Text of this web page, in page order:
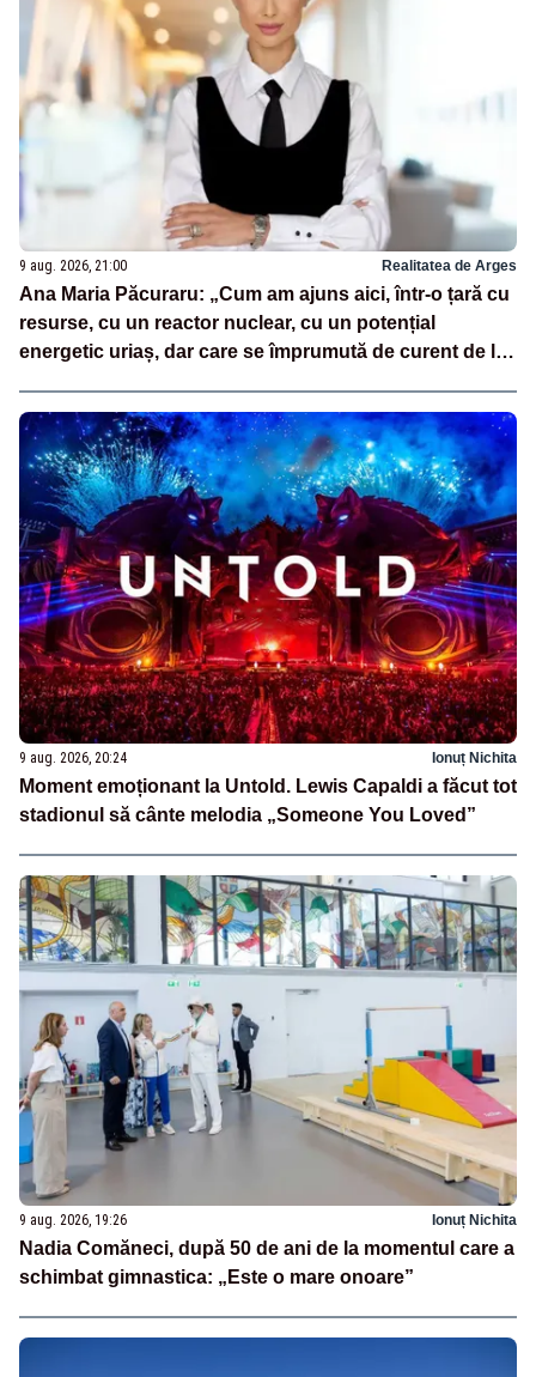
9 aug. 2026, 21:00 Realitatea de Arges
Ana Maria Păcuraru: „Cum am ajuns aici, într-o țară cu
resurse, cu un reactor nuclear, cu un potențial
energetic uriaș, dar care se împrumută de curent de la
9 aug. 2026, 20:24 Ionuț Nichita
Moment emoționant la Untold. Lewis Capaldi a făcut tot
stadionul să cânte melodia „Someone You Loved”
9 aug. 2026, 19:26 Ionuț Nichita
Nadia Comăneci, după 50 de ani de la momentul care a
schimbat gimnastica: „Este o mare onoare”